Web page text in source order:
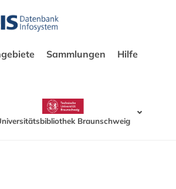
Sammlungen Hilfe
Braunschweig